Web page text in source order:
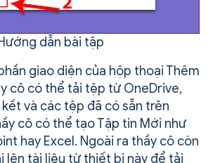
dẫn bài tập
giao diện của hộp thoại Thêm
cô có thể tải tệp từ OneDrive,
và các tệp đã có sẵn trên
cô có thể tạo Tập tin Mới như
hay Excel. Ngoài ra thầy cô còn
lên tài liệu từ thiết bị này để tải